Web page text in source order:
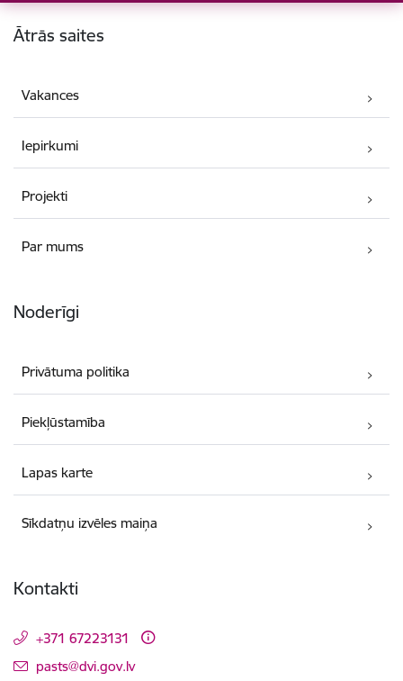
Kājene
Ātrās saites
Vakances
Iepirkumi
Projekti
Par mums
Noderīgi
Privātuma politika
Piekļūstamība
Lapas karte
Sīkdatņu izvēles maiņa
Kontakti
+371 67223131
E-pasts:
pasts@dvi.gov.lv